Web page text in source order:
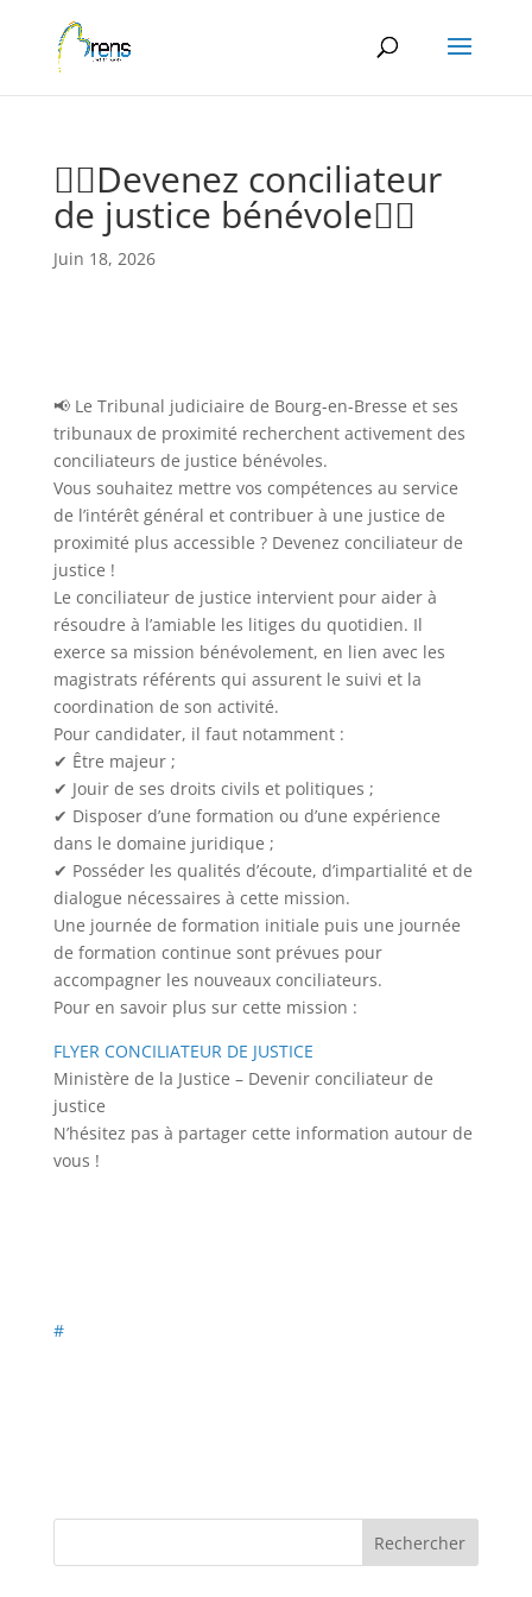
👨‍⚖️Devenez conciliateur
de justice bénévole👨‍⚖️
Juin 18, 2026
📢 Le Tribunal judiciaire de Bourg-en-Bresse et ses
tribunaux de proximité recherchent activement des
conciliateurs de justice bénévoles.
Vous souhaitez mettre vos compétences au service
de l’intérêt général et contribuer à une justice de
proximité plus accessible ? Devenez conciliateur de
justice !
Le conciliateur de justice intervient pour aider à
résoudre à l’amiable les litiges du quotidien. Il
exerce sa mission bénévolement, en lien avec les
magistrats référents qui assurent le suivi et la
coordination de son activité.
Pour candidater, il faut notamment :
✔ Être majeur ;
✔ Jouir de ses droits civils et politiques ;
✔ Disposer d’une formation ou d’une expérience
dans le domaine juridique ;
✔ Posséder les qualités d’écoute, d’impartialité et de
dialogue nécessaires à cette mission.
Une journée de formation initiale puis une journée
de formation continue sont prévues pour
accompagner les nouveaux conciliateurs.
Pour en savoir plus sur cette mission :
FLYER CONCILIATEUR DE JUSTICE
Ministère de la Justice – Devenir conciliateur de
justice
N’hésitez pas à partager cette information autour de
vous !
#